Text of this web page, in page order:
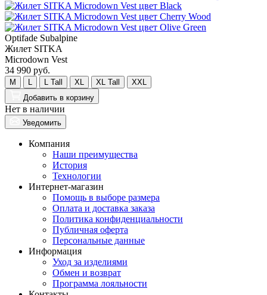
Optifade Subalpine
Жилет SITKA
Microdown Vest
34 990 руб.
M L Tall XL XL Tall
XXL
Добавить в корзину
Нет в наличии
Уведомить
Компания
Наши преимущества
История
Технологии
Интернет-магазин
Помощь в выборе размера
Оплата и доставка заказа
Политика конфиденциальности
Публичная оферта
Персональные данные
Информация
Уход за изделиями
Обмен и возврат
Программа лояльности